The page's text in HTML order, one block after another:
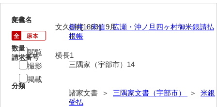
井下家文書（埼玉県）
今井家文書
今川家文書
岩崎家文書（秋芳町）
3
文書名
棚井・末信・広瀬・沖ノ旦四ヶ村御米銀請払
根帳
請求番号
三隅家（宇部市）14
分類
諸家文書 ＞ 三隅家文書（宇部市） ＞ 米銀
受払
年代
文久3年[1863］9月
数量
横長1
閲覧
撮影
掲載